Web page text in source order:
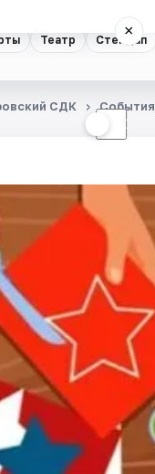
Театр Стендап
×
☾
СДК События